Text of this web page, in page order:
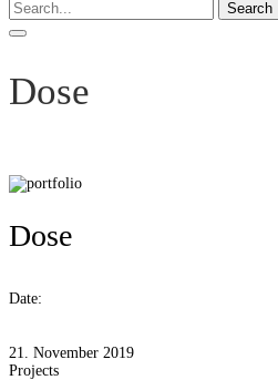
Search
Dose
Dose
Date:
21. November 2019
Projects